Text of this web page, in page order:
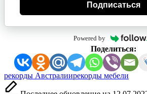
Подписаться
Powered by
Поделиться:
Метки:
рекорды Австралиирекорды мебели